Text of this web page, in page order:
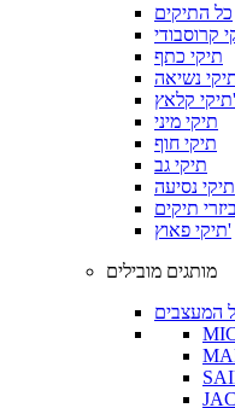
כל התיקים
קרוסבודי
תיקי כתף
נשיאה
תיקי קלאץ'
תיקי מיני
תיקי חוף
תיקי גב
תיקי נסיעה
תיקים
תיקי פאוץ'
מותגים מובילים
המעצבים